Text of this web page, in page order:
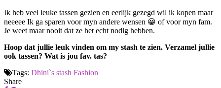
Ik heb veel leuke tassen gezien en eerlijk gezegd wil ik kopen maar
neeeee Ik ga sparen voor myn andere wensen 😀 of voor myn fam.
Je weet maar nooit dat ze het echt nodig hebben.
Hoop dat jullie leuk vinden om my stash te zien. Verzamel jullie
ook tassen? Wat is jou fav. tas?
Tags: Dhini`s stash Fashion
Share